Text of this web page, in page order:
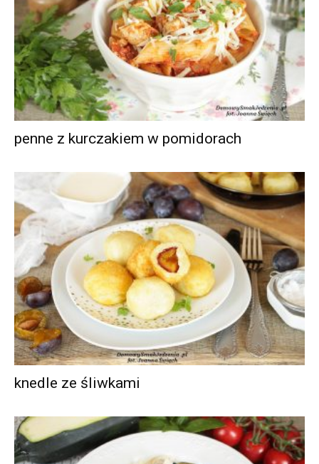
penne z kurczakiem w pomidorach
knedle ze śliwkami